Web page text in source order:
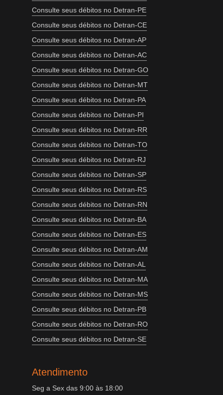
Consulte seus débitos no Detran-PE
Consulte seus débitos no Detran-CE
Consulte seus débitos no Detran-AP
Consulte seus débitos no Detran-AC
Consulte seus débitos no Detran-GO
Consulte seus débitos no Detran-MT
Consulte seus débitos no Detran-PA
Consulte seus débitos no Detran-PI
Consulte seus débitos no Detran-RR
Consulte seus débitos no Detran-TO
Consulte seus débitos no Detran-RJ
Consulte seus débitos no Detran-SP
Consulte seus débitos no Detran-RS
Consulte seus débitos no Detran-RN
Consulte seus débitos no Detran-BA
Consulte seus débitos no Detran-ES
Consulte seus débitos no Detran-AM
Consulte seus débitos no Detran-AL
Consulte seus débitos no Detran-MA
Consulte seus débitos no Detran-MS
Consulte seus débitos no Detran-PB
Consulte seus débitos no Detran-RO
Consulte seus débitos no Detran-SE
Atendimento
Seg a Sex das 9:00 às 18:00